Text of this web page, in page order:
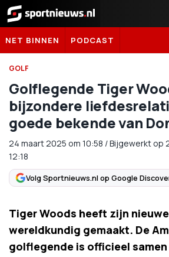
Sportnieuws.nl
NET BINNEN PODCAST
GOLF
Golflegende Tiger
bijzondere
goede bekende van
24 maart 2025 om 10:58 /Bijgewerkt op
12:18
Volg Sportnieuws.nl op Google
Tiger Woods heeft zijn
wereldkundig gemaakt. De
golflegende is officieel samen